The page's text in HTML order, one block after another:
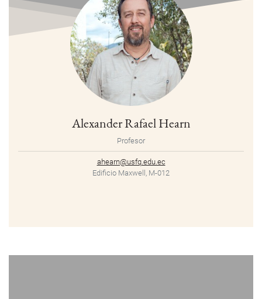
Alexander Rafael Hearn
Profesor
ahearn@usfq.edu.ec
Edificio Maxwell, M-012